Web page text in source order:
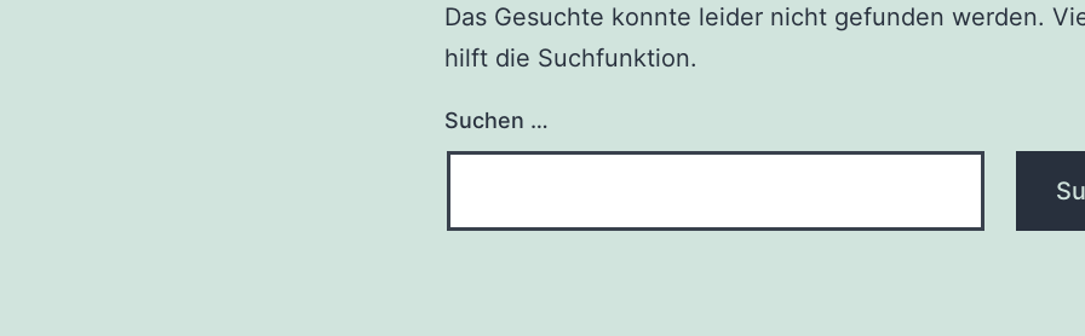
Das Gesuchte konnte leider nicht gefunden werden.
hilft die Suchfunktion.
Suchen …